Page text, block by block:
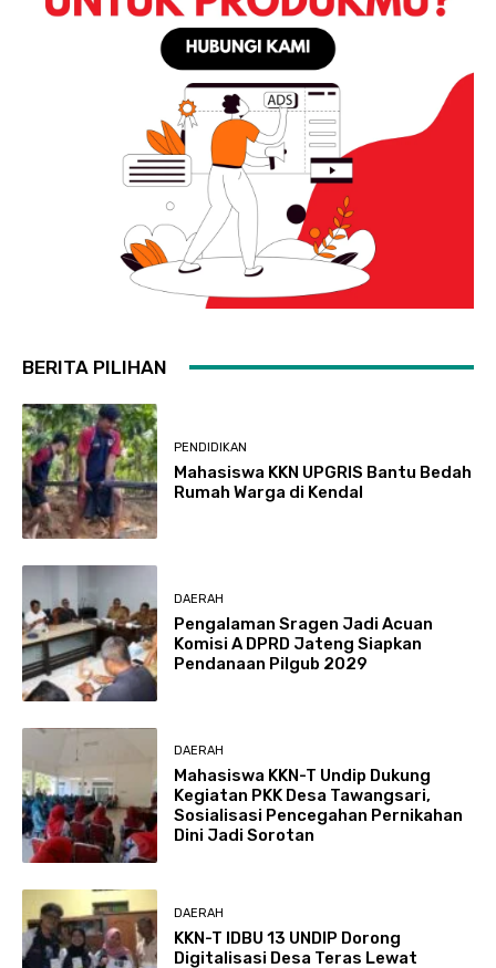
BERITA PILIHAN
PENDIDIKAN
Mahasiswa KKN UPGRIS Bantu Bedah
Rumah Warga di Kendal
DAERAH
Pengalaman Sragen Jadi Acuan
Komisi A DPRD Jateng Siapkan
Pendanaan Pilgub 2029
DAERAH
Mahasiswa KKN-T Undip Dukung
Kegiatan PKK Desa Tawangsari,
Sosialisasi Pencegahan Pernikahan
Dini Jadi Sorotan
DAERAH
KKN-T IDBU 13 UNDIP Dorong
Digitalisasi Desa Teras Lewat